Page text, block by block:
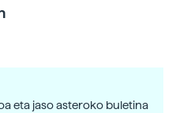
eta jaso asteroko buletina